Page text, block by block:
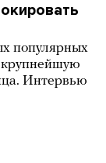
популярных
крупнейшую
Интервью